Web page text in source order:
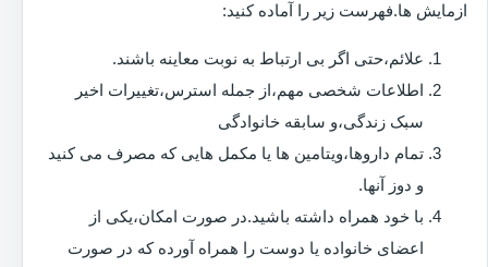
ازمایش ها.فهرست زیر را آماده کنید:
علائم،حتی اگر بی ارتباط به نوبت معاینه باشند.
اطلاعات شخصی مهم،از جمله استرس،تغییرات اخیر
سبک زندگی،و سابقه خانوادگی
تمام داروها،ویتامین ها یا مکمل هایی که مصرف می کنید
و دوز آنها.
با خود همراه داشته باشید.در صورت امکان،یکی از
اعضای خانواده یا دوست را همراه آورده که در صورت